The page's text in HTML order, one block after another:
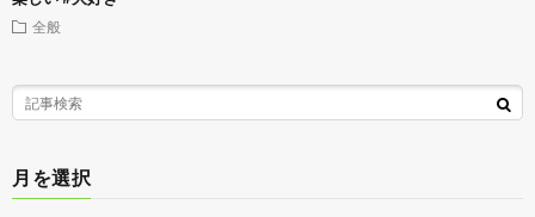
全般
月を選択